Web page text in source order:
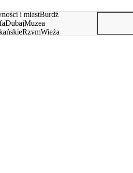
i miastBurdż
DubajMuzea
RzymWieża